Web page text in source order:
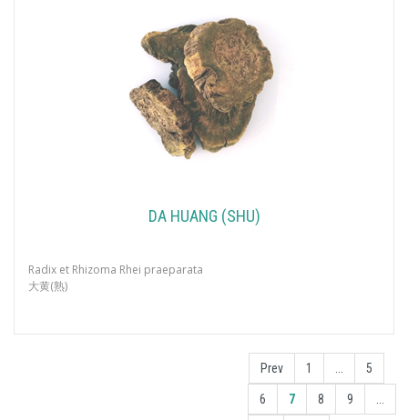
DA HUANG (SHU)
Radix et Rhizoma Rhei praeparata
大黄(熟)
Prev 1 5
6 7 8 9